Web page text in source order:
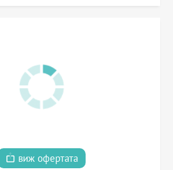
виж офертата